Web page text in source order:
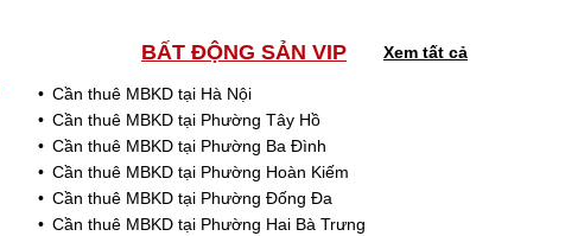
BẤT ĐỘNG SẢN VIP Xem tất cả
Cần thuê MBKD tại Hà Nội
Cần thuê MBKD tại Phường Tây Hồ
Cần thuê MBKD tại Phường Ba Đình
Cần thuê MBKD tại Phường Hoàn Kiếm
Cần thuê MBKD tại Phường Đống Đa
Cần thuê MBKD tại Phường Hai Bà Trưng